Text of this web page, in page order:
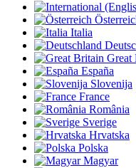
Italia
Great
España
Slovenija
France
România
Sverige
Hrvatska
Polska
Magyar